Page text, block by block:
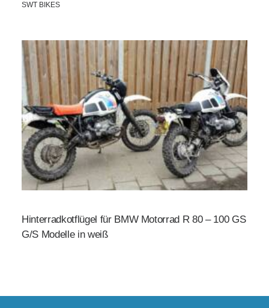
SWT BIKES
Hinterradkotflügel für BMW Motorrad R 80 – 100 GS
G/S Modelle in weiß